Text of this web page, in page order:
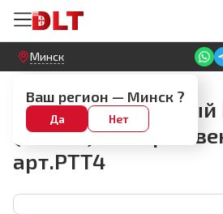
Круглосуточный! Прием заявок на
Минск
Ваш регион — Минск ?
Да Нет
Малярные шпателя
Шпатель малярный
(100мм) из
арт.PTT4